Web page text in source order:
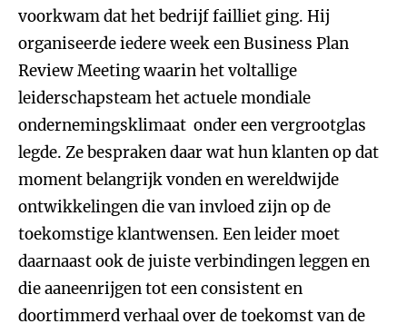
voorkwam dat het bedrijf failliet ging. Hij
organiseerde iedere week een Business Plan
Review Meeting waarin het voltallige
leiderschapsteam het actuele mondiale
ondernemingsklimaat onder een vergrootglas
legde. Ze bespraken daar wat hun klanten op dat
moment belangrijk vonden en wereldwijde
ontwikkelingen die van invloed zijn op de
toekomstige klantwensen. Een leider moet
daarnaast ook de juiste verbindingen leggen en
die aaneenrijgen tot een consistent en
doortimmerd verhaal over de toekomst van de